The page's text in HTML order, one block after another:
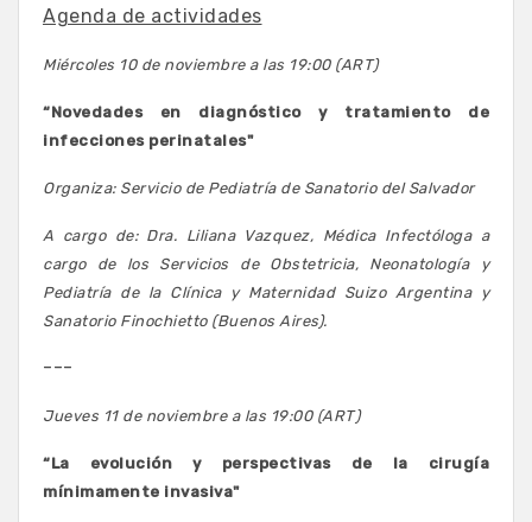
Agenda de actividades
Miércoles 10 de noviembre a las 19:00 (ART)
“Novedades en diagnóstico y tratamiento de
infecciones perinatales"
Organiza: Servicio de Pediatría de Sanatorio del Salvador
A cargo de: Dra. Liliana Vazquez, Médica Infectóloga a
cargo de los Servicios de Obstetricia, Neonatología y
Pediatría de la Clínica y Maternidad Suizo Argentina y
Sanatorio Finochietto (Buenos Aires).
---
Jueves 11 de noviembre a las 19:00 (ART)
“La evolución y perspectivas de la cirugía
mínimamente invasiva"